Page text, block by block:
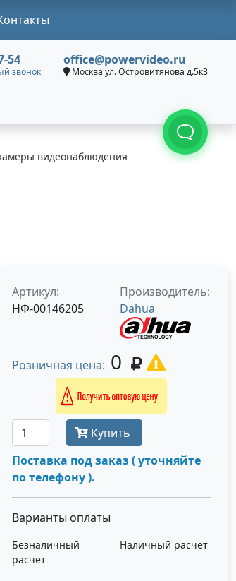
54
звонок
office@powervideo.ru
Москва ул. Островитянова д.5к3
видеонаблюдения
Артикул:
НФ-00146205
Производитель:
Dahua
Розничная цена: 0
Получить оптовую цену
Купить
Поставка под заказ ( уточняйте
по телефону ).
Варианты оплаты
Безналичный
расчет
Наличный расчет